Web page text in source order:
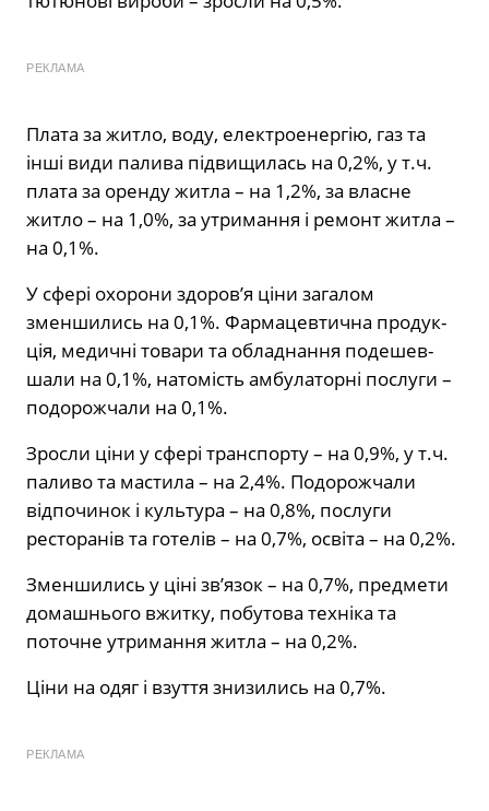
РЕКЛАМА
Плата за житло, воду, електроенергію, газ та
інші види палива підвищилась на 0,2%, у т.ч.
плата за оренду житла – на 1,2%, за власне
житло – на 1,0%, за утримання і ремонт житла –
на 0,1%.
У сфері охорони здоров’я ціни загалом
зменшились на 0,1%. Фармацевтична продук­
ція, медичні товари та обладнання подешев­
шали на 0,1%, натомість амбулаторні послуги –
подорожчали на 0,1%.
Зросли ціни у сфері транспорту – на 0,9%, у т.ч.
паливо та мастила – на 2,4%. Подорожчали
відпочинок і культура – на 0,8%, послуги
ресторанів та готелів – на 0,7%, освіта – на 0,2%.
Зменшились у ціні зв’язок – на 0,7%, предмети
домашнього вжитку, побутова техні­ка та
поточне утримання житла – на 0,2%.
Ціни на одяг і взуття знизились на 0,7%.
РЕКЛАМА